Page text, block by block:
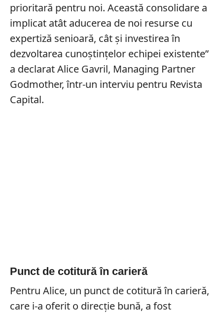
prioritară pentru noi. Această consolidare a
implicat atât aducerea de noi resurse cu
expertiză senioară, cât și investirea în
dezvoltarea cunoștințelor echipei existente”
a declarat Alice Gavril, Managing Partner
Godmother, într-un interviu pentru Revista
Capital.
Punct de cotitură în carieră
Pentru Alice, un punct de cotitură în carieră,
care i-a oferit o direcție bună, a fost